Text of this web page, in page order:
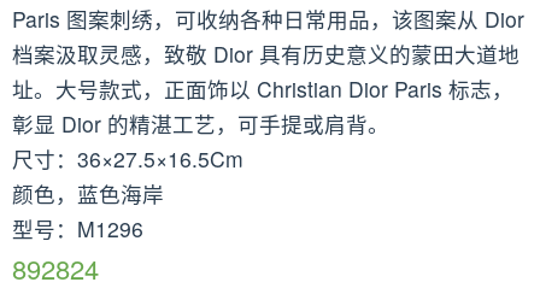
Paris 图案刺绣，可收纳各种日常用品，该图案从 Dior
档案汲取灵感，致敬 Dior 具有历史意义的蒙田大道地
址。大号款式，正面饰以 Christian Dior Paris 标志，
彰显 Dior 的精湛工艺，可手提或肩背。
尺寸：36×27.5×16.5Cm
颜色，蓝色海岸
型号：M1296
892824